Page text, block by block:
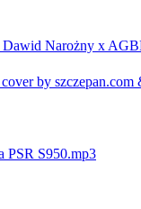
Narożny x
by szczepan.com
PSR S950.mp3